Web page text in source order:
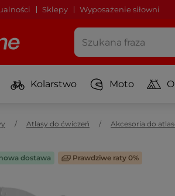
Sklepy Wyposażenie siłowni
Kolarstwo Moto
Atlasy do ćwiczeń Akcesoria do
dostawa Prawdziwe raty 0%